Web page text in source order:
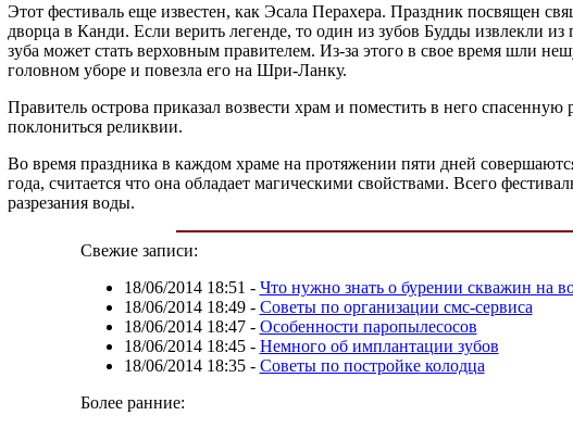
Этот фестиваль еще известен, как Эсала Перахера. Праздник посвящен
дворца в Канди. Если верить легенде, то один из зубов Будды извлекли
зуба может стать верховным правителем. Из-за этого в свое время шли
головном уборе и повезла его на Шри-Ланку.
Правитель острова приказал возвести храм и поместить в него
поклониться реликвии.
Во время праздника в каждом храме на протяжении пяти дней
года, считается что она обладает магическими свойствами. Всего
разрезания воды.
Свежие записи:
18/06/2014 18:51 - Что нужно знать о бурении скважин на
18/06/2014 18:49- Советы по организации смс-сервиса
18/06/2014 18:47- Особенности паропылесосов
18/06/2014 18:45- Немного об имплантации зубов
18/06/2014 18:35- Советы по постройке колодца
Более ранние: